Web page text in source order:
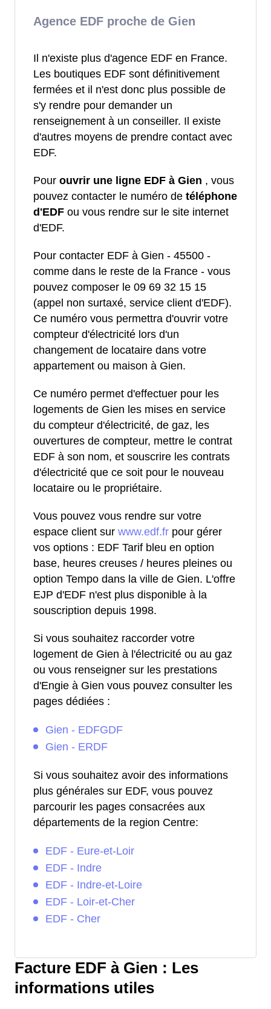
Agence EDF proche de Gien
Il n'existe plus d'agence EDF en France.
Les boutiques EDF sont définitivement
fermées et il n'est donc plus possible de
s'y rendre pour demander un
renseignement à un conseiller. Il existe
d'autres moyens de prendre contact avec
EDF.
Pour ouvrir une ligne EDF à Gien , vous
pouvez contacter le numéro de téléphone
d'EDF ou vous rendre sur le site internet
d'EDF.
Pour contacter EDF à Gien - 45500 -
comme dans le reste de la France - vous
pouvez composer le 09 69 32 15 15
(appel non surtaxé, service client d'EDF).
Ce numéro vous permettra d'ouvrir votre
compteur d'électricité lors d'un
changement de locataire dans votre
appartement ou maison à Gien.
Ce numéro permet d'effectuer pour les
logements de Gien les mises en service
du compteur d'électricité, de gaz, les
ouvertures de compteur, mettre le contrat
EDF à son nom, et souscrire les contrats
d'électricité que ce soit pour le nouveau
locataire ou le propriétaire.
Vous pouvez vous rendre sur votre
espace client sur www.edf.fr pour gérer
vos options : EDF Tarif bleu en option
base, heures creuses / heures pleines ou
option Tempo dans la ville de Gien. L'offre
EJP d'EDF n'est plus disponible à la
souscription depuis 1998.
Si vous souhaitez raccorder votre
logement de Gien à l'électricité ou au gaz
ou vous renseigner sur les prestations
d'Engie à Gien vous pouvez consulter les
pages dédiées :
Gien - EDFGDF
Gien - ERDF
Si vous souhaitez avoir des informations
plus générales sur EDF, vous pouvez
parcourir les pages consacrées aux
départements de la region Centre:
EDF - Eure-et-Loir
EDF - Indre
EDF - Indre-et-Loire
EDF - Loir-et-Cher
EDF - Cher
Facture EDF à Gien : Les
informations utiles